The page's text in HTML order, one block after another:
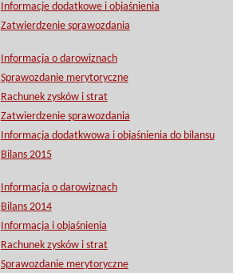
Informacje dodatkowe i objaśnienia
Zatwierdzenie sprawozdania
Informacja o darowiznach
Sprawozdanie merytoryczne
Rachunek zysków i strat
Zatwierdzenie sprawozdania
Informacja dodatkwowa i objaśnienia do bilansu
Bilans 2015
Informacja o darowiznach
Bilans 2014
Informacja i objaśnienia
Rachunek zysków i strat
Sprawozdanie merytoryczne